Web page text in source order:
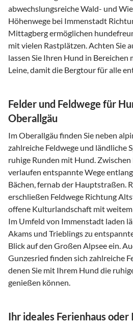
abwechslungsreiche Wald- und
Höhenwege bei Immenstadt
Mittagberg ermöglichen
mit vielen Rastplätzen. Achten Sie
lassen Sie Ihren Hund in Bereichen
Leine, damit die Bergtour für alle
Felder und Feldwege für
Oberallgäu
Im Oberallgäu finden Sie neben
zahlreiche Feldwege und ländliche
ruhige Runden mit Hund.
verlaufen entspannte Wege
Bächen, fernab der Hauptstraßen.
erschließen Feldwege Richtung
offene Kulturlandschaft mit
Im Umfeld von Immenstadt laden
Akams und Trieblings zu
Blick auf den Großen Alpsee ein.
Gunzesried finden sich zahlreiche
denen Sie mit Ihrem Hund die
genießen können.
Ihr ideales Ferienhaus oder